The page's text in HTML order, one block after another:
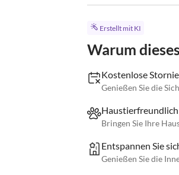
Erstellt mit KI
Warum
Kostenlose
Genießen Sie die
Bringen Sie Ihre
Entspannen Sie
Genießen Sie die